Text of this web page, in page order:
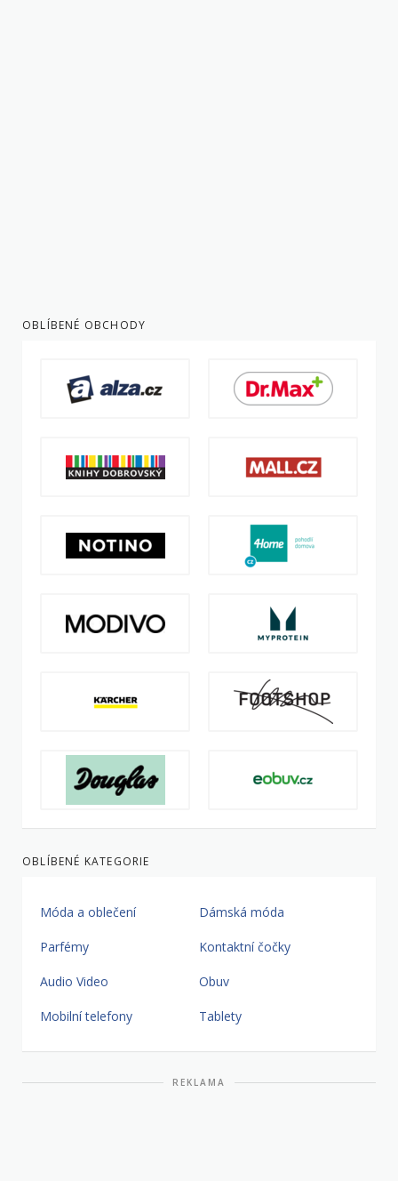
OBLÍBENÉ OBCHODY
OBLÍBENÉ KATEGORIE
Móda a oblečení Dámská móda
Parfémy Kontaktní čočky
Audio Video Obuv
Mobilní telefony Tablety
REKLAMA